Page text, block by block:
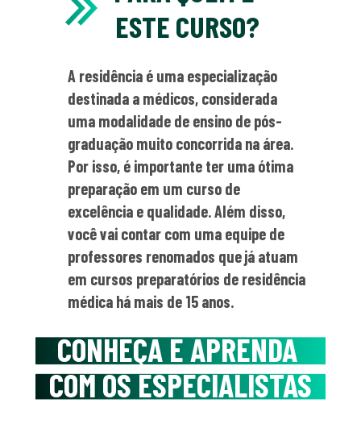
A residência é uma especialização
destinada a médicos, considerada
uma modalidade de ensino de pós-
graduação muito concorrida na área.
Por isso, é importante ter uma ótima
preparação em um curso de
excelência e qualidade. Além disso,
você vai contar com uma equipe de
professores renomados que já atuam
em cursos preparatórios de residência
médica há mais de 15 anos.
ESTE CURSO?
CONHEÇA E APRENDA
COM OS ESPECIALISTAS